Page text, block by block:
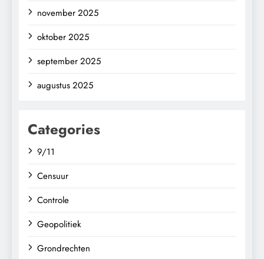
november 2025
oktober 2025
september 2025
augustus 2025
Categories
9/11
Censuur
Controle
Geopolitiek
Grondrechten